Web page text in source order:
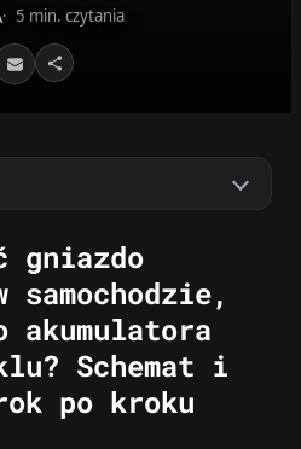
5 min. czytania
gniazdo
akumulatora
Schemat i
po kroku